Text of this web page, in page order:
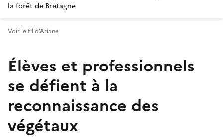
la forêt de Bretagne
Voir le fil d'Ariane
Élèves et professionnels
se défient à la
reconnaissance des
végétaux